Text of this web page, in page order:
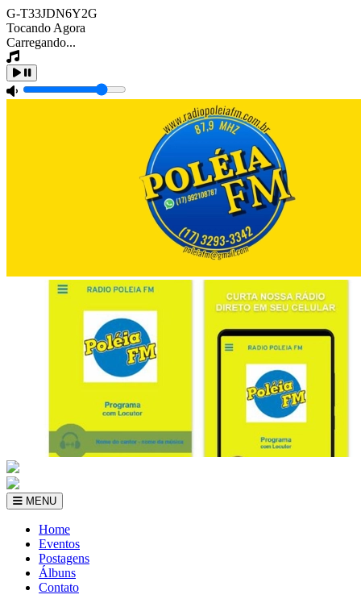
G-T33JDN6Y2G
Tocando Agora
Carregando...
MENU
Home
Eventos
Postagens
Álbuns
Contato